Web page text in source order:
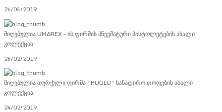
26/04/2019
მიღებულია UMAREX – ის ფირმის პნევმატური პისტოლეტების ახალი
კოლექცია
26/02/2019
მიღებულია თურქული ფირმა “HUGLU” სანადირო თოფების ახალი
კოლექცია.
24/02/2019